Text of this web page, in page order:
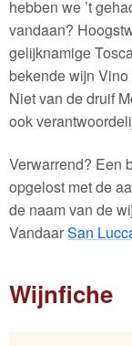
hebben we ’t
vandaan?
gelijknamige
bekende wijn
Niet van de druif
ook
Verwarrend? Een
opgelost met de
de naam van de
VandaarSan
Wijnfiche